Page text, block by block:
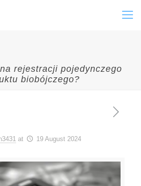
rejestracji pojedynczego
biobójczego?
at 19 August 2024